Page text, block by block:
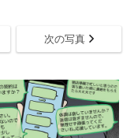
次の写真